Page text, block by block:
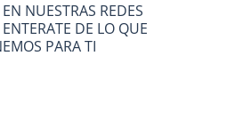
NUESTRAS REDES
DE LO QUE
PARA TI